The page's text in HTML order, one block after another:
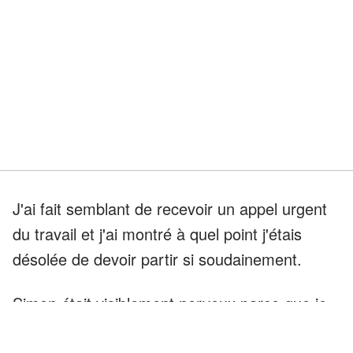
J'ai fait semblant de recevoir un appel urgent
du travail et j'ai montré à quel point j'étais
désolée de devoir partir si soudainement.
Simon était visiblement nerveux parce que je